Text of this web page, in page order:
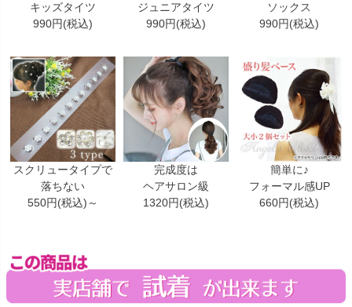
キッズタイツ
990円(税込)
ジュニアタイツ
990円(税込)
ソックス
990円(税込)
スクリュータイプで
落ちない
550円(税込)～
完成度は
ヘアサロン級
1320円(税込)
簡単に♪
フォーマル感UP
660円(税込)